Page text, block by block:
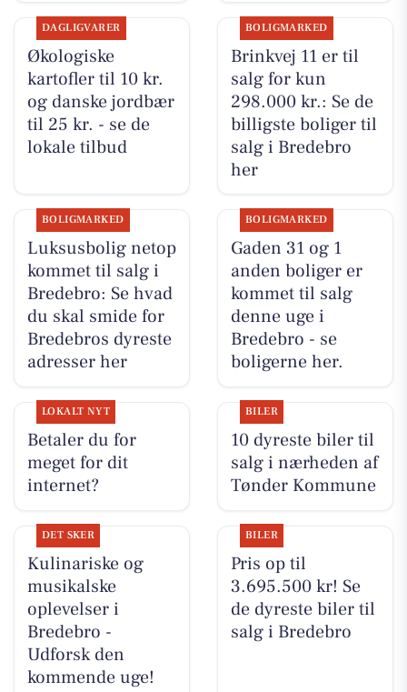
DAGLIGVARER
Økologiske
kartofler til 10 kr.
og danske jordbær
til 25 kr. - se de
lokale tilbud
BOLIGMARKED
Brinkvej 11 er til
salg for kun
298.000 kr.: Se de
billigste boliger til
salg i Bredebro
her
BOLIGMARKED
Luksusbolig netop
kommet til salg i
Bredebro: Se hvad
du skal smide for
Bredebros dyreste
adresser her
BOLIGMARKED
Gaden 31 og 1
anden boliger er
kommet til salg
denne uge i
Bredebro - se
boligerne her.
LOKALT NYT
Betaler du for
meget for dit
internet?
BILER
10 dyreste biler til
salg i nærheden af
Tønder Kommune
DET SKER
Kulinariske og
musikalske
oplevelser i
Bredebro -
Udforsk den
kommende uge!
BILER
Pris op til
3.695.500 kr! Se
de dyreste biler til
salg i Bredebro